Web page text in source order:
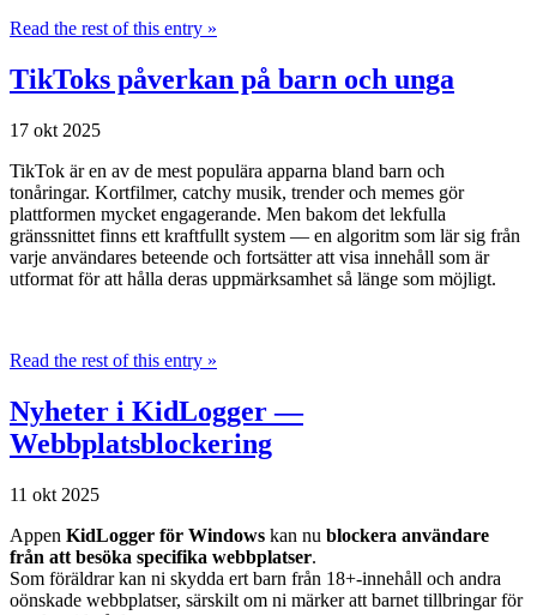
Read the rest of this entry »
TikToks påverkan på barn och unga
17 okt 2025
TikTok är en av de mest populära apparna bland barn och
tonåringar. Kortfilmer, catchy musik, trender och memes gör
plattformen mycket engagerande. Men bakom det lekfulla
gränssnittet finns ett kraftfullt system — en algoritm som lär sig från
varje användares beteende och fortsätter att visa innehåll som är
utformat för att hålla deras uppmärksamhet så länge som möjligt.
Read the rest of this entry »
Nyheter i KidLogger —
Webbplatsblockering
11 okt 2025
Appen KidLogger för Windows kan nu blockera användare
från att besöka specifika webbplatser.
Som föräldrar kan ni skydda ert barn från 18+-innehåll och andra
oönskade webbplatser, särskilt om ni märker att barnet tillbringar för